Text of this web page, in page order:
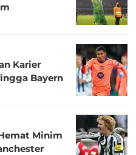
Karier
Bayern
Minim